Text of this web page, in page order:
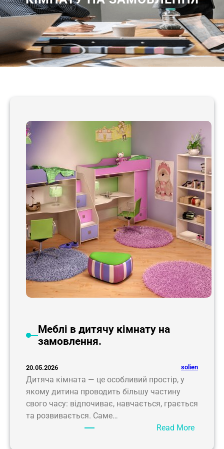
Меблі в дитячу кімнату на
замовлення.
20.05.2026 solien
Дитяча кімната — це особливий простір, у
якому дитина проводить більшу частину
свого часу: відпочиває, навчається, грається
та розвивається. Саме…
Read More: